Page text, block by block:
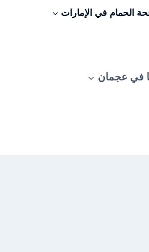
الحمام في الإمارات
في عجمان